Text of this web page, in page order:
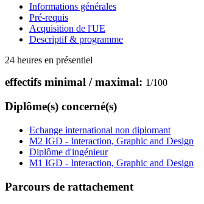
Informations générales
Pré-requis
Acquisition de l'UE
Descriptif & programme
24 heures en présentiel
effectifs minimal / maximal: 1/100
Diplôme(s) concerné(s)
Echange international non diplomant
M2 IGD - Interaction, Graphic and Design
Diplôme d'ingénieur
M1 IGD - Interaction, Graphic and Design
Parcours de rattachement